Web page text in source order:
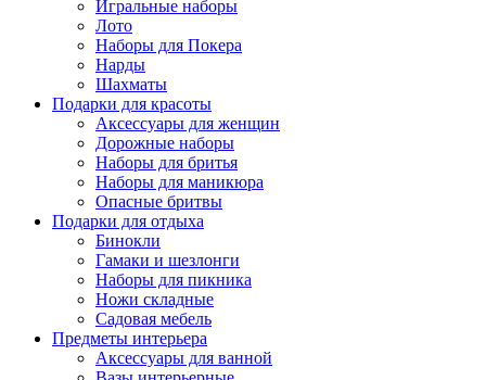
Игральные наборы
Лото
Наборы для Покера
Нарды
Шахматы
Подарки для красоты
Аксессуары для женщин
Дорожные наборы
Наборы для бритья
Наборы для маникюра
Опасные бритвы
Подарки для отдыха
Бинокли
Гамаки и шезлонги
Наборы для пикника
Ножи складные
Садовая мебель
Предметы интерьера
Аксессуары для ванной